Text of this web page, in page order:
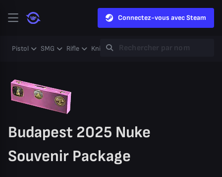
Connectez-vous avec Steam
Pistol SMG Rifle Knife Gloves Heavy Case
Budapest 2025 Nuke
Souvenir Package